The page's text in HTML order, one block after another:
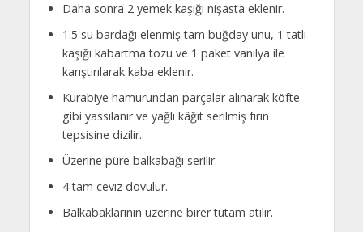
Daha sonra 2 yemek kaşığı nişasta eklenir.
1.5 su bardağı elenmiş tam buğday unu, 1 tatlı
kaşığı kabartma tozu ve 1 paket vanilya ile
karıştırılarak kaba eklenir.
Kurabiye hamurundan parçalar alınarak köfte
gibi yassılanır ve yağlı kâğıt serilmiş fırın
tepsisine dizilir.
Üzerine püre balkabağı serilir.
4 tam ceviz dövülür.
Balkabaklarının üzerine birer tutam atılır.